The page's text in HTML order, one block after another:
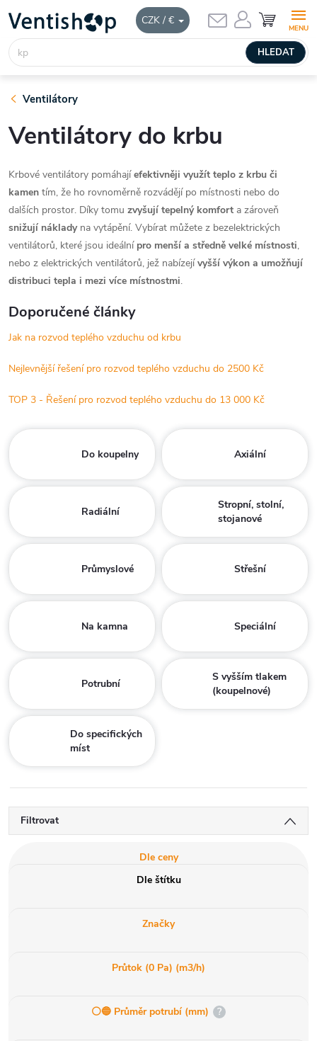
CZK / €
obsah
HLEDAT
NÁKUPNÍ
KOŠÍK
Ventilátory
Ventilátory do krbu
Krbové ventilátory pomáhajíefektivněji využít teplo z krbu či
kamen tím, že ho rovnoměrně rozvádějí po místnosti nebo do
dalších prostor. Díky tomu zvyšují tepelný komfort a zároveň
snižují nákladyna vytápění. Vybírat můžete z bezelektrických
ventilátorů, které jsou ideální pro menší a středně velké místnosti,
nebo z elektrických ventilátorů, jež nabízejívyšší výkon a umožňují
distribuci tepla i mezi více místnostmi.
Doporučené články
Jak na rozvod teplého vzduchu od krbu
Nejlevnější řešení pro rozvod teplého vzduchu do 2500 Kč
TOP 3 - Řešení pro rozvod teplého vzduchu do 13 000 Kč
Do koupelny Axiální
Radiální
Stropní, stolní,
stojanové
Průmyslové Střešní
Na kamna Speciální
Potrubní
S vyšším tlakem
(koupelnové)
Do specifických
míst
Filtrovat
Dle ceny
Dle štítku
Značky
Průtok (0 Pa) (m3/h)
⚪️🔵 Průměr potrubí (mm) ?